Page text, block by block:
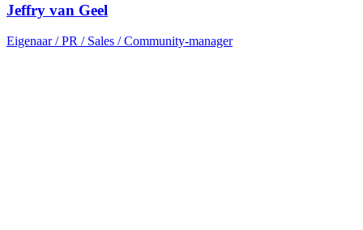
Jeffry van Geel
Eigenaar / PR / Sales / Community-manager